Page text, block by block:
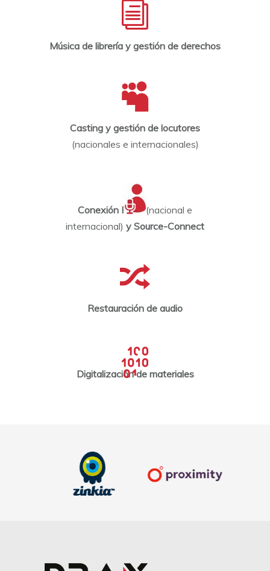
Música de librería y gestión de derechos
Casting y gestión de locutores
(nacionales e internacionales)
Conexión RDSI(nacional e
internacional) y Source-Connect
Restauración de audio
Digitalización de materiales